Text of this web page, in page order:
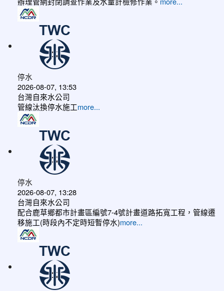
停水
2026-08-07, 13:53
台灣自來水公司
管線汰換停水施工more...
停水
2026-08-07, 13:28
台灣自來水公司
配合鹿草鄉都市計畫區編號7-4號計畫道路拓寬工程，管線遷
移施工(時段內不定時短暫停水)more...